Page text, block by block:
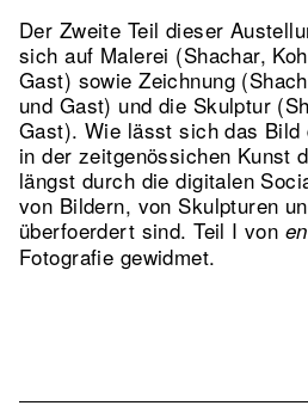
Der Zweite Teil dieser
sich auf Malerei (Shachar,
Gast) sowie Zeichnung
und Gast) und die Skulptur
Gast). Wie lässt sich das Bild
in der zeitgenössichen Kunst
längst durch die digitalen
von Bildern, von Skulpturen
überfoerdert sind. Teil I von
Fotografie gewidmet.